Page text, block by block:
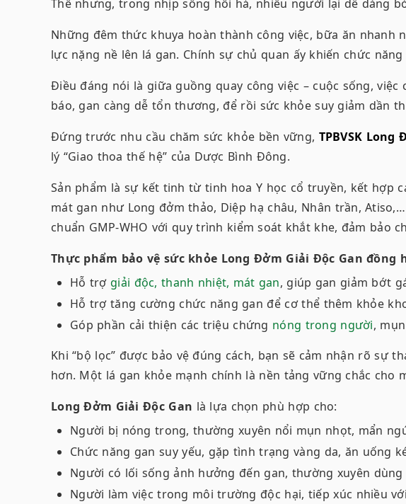
Thế nhưng, trong nhịp sống hối hả, nhiều người lại dễ dàng
Những đêm thức khuya hoàn thành công việc, bữa ăn
lực nặng nề lên lá gan. Chính sự chủ quan ấy khiến chức
Điều đáng nói là giữa guồng quay công việc – cuộc sống,
báo, gan càng dễ tổn thương, để rồi sức khỏe suy giảm dần
Đứng trước nhu cầu chăm sức khỏe bền vững, TPBVSK Long
lý “Giao thoa thế hệ” của Dược Bình Đông.
Sản phẩm là sự kết tinh từ tinh hoa Y học cổ truyền, kết hợp
mát gan như Long đởm thảo, Diệp hạ châu, Nhân trần,
chuẩn GMP-WHO với quy trình kiểm soát khắt khe, đảm bảo
Thực phẩm bảo vệ sức khỏe Long Đởm Giải Độc Gan
Hỗ trợgiải độc, thanh nhiệt, mát gan, giúp gan giảm bớt
Hỗ trợ tăng cường chức năng gan để cơ thể thêm khỏe
Góp phần cải thiện các triệu chứng nóng trong người,
Khi “bộ lọc” được bảo vệ đúng cách, bạn sẽ cảm nhận rõ sự
hơn. Một lá gan khỏe mạnh chính là nền tảng vững chắc cho
Long Đởm Giải Độc Gan là lựa chọn phù hợp cho:
Người bị nóng trong, thường xuyên nổi mụn nhọt, mẩn
Chức năng gan suy yếu, gặp tình trạng vàng da, ăn uống
Người có lối sống ảnh hưởng đến gan, thường xuyên
Người làm việc trong môi trường độc hại, tiếp xúc nhiều